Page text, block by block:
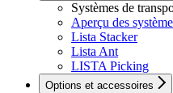
Systèmes de
Aperçu des
Lista Stacker
Lista Ant
LISTA Picking
Options et accessoires